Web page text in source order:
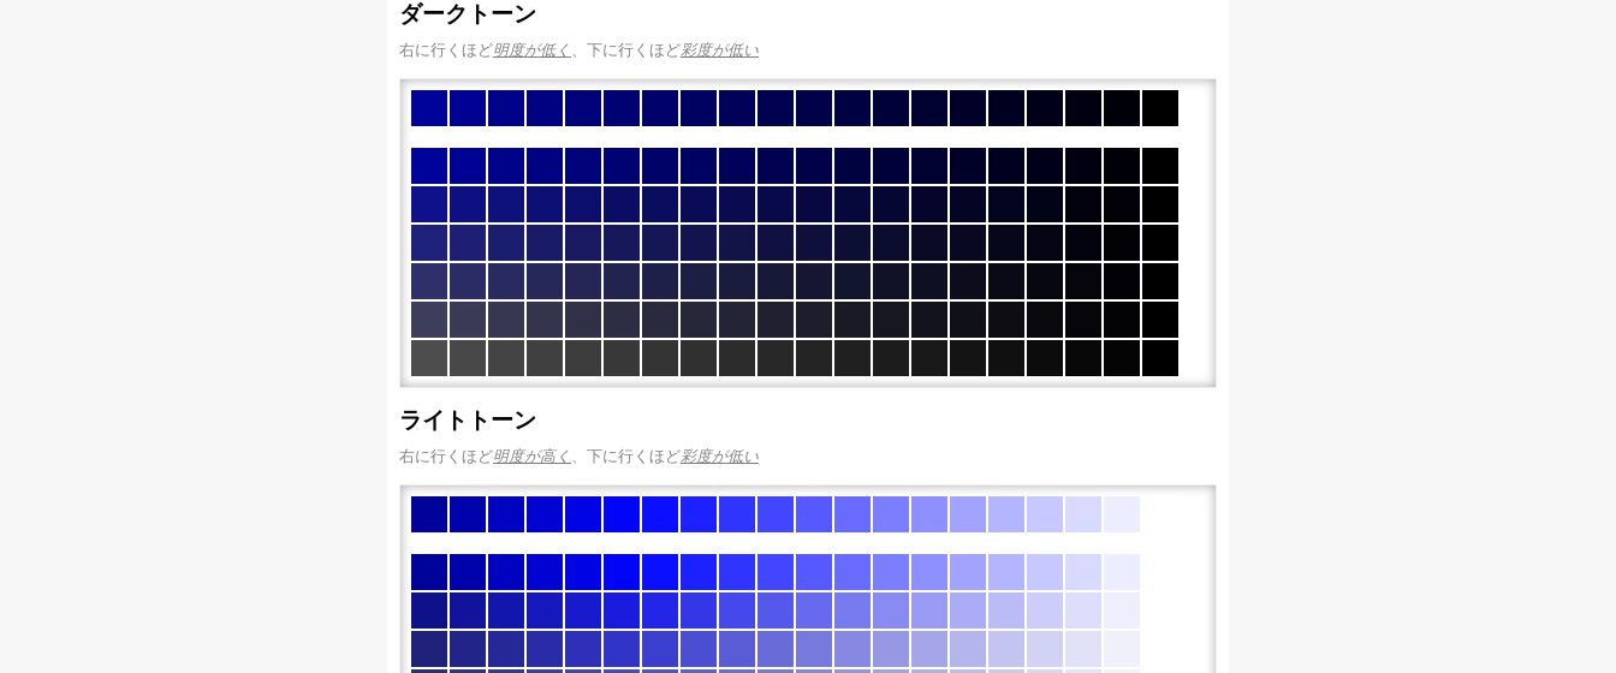
ダークトーン
右に行くほど明度が低く 、下に行くほど彩度が低い
ライトトーン
右に行くほど明度が高く 、下に行くほど彩度が低い